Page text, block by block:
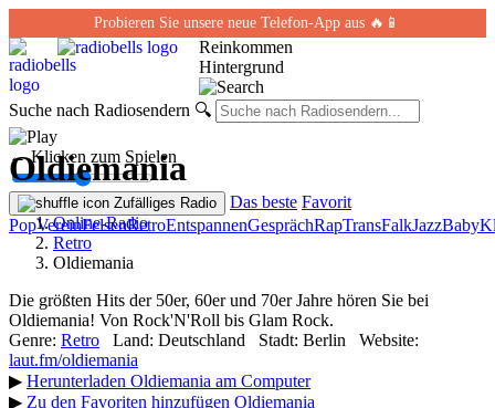
Probieren Sie unsere neue Telefon-App aus 🔥📱
Reinkommen
Hintergrund
Suche nach Radiosendern 🔍
← Klicken zum Spielen
Zufälliges Radio Das beste Favorit
PopVereinFelsenRetroEntspannenGesprächRapTransFalkJazzBaby
Oldiemania
Online-Radio
Retro
Oldiemania
Die größten Hits der 50er, 60er und 70er Jahre hören Sie bei
Oldiemania! Von Rock'N'Roll bis Glam Rock.
Genre: Retro Land: Deutschland Stadt: Berlin Website:
laut.fm/oldiemania
▶ Herunterladen Oldiemania am Computer
▶ Zu den Favoriten hinzufügen Oldiemania